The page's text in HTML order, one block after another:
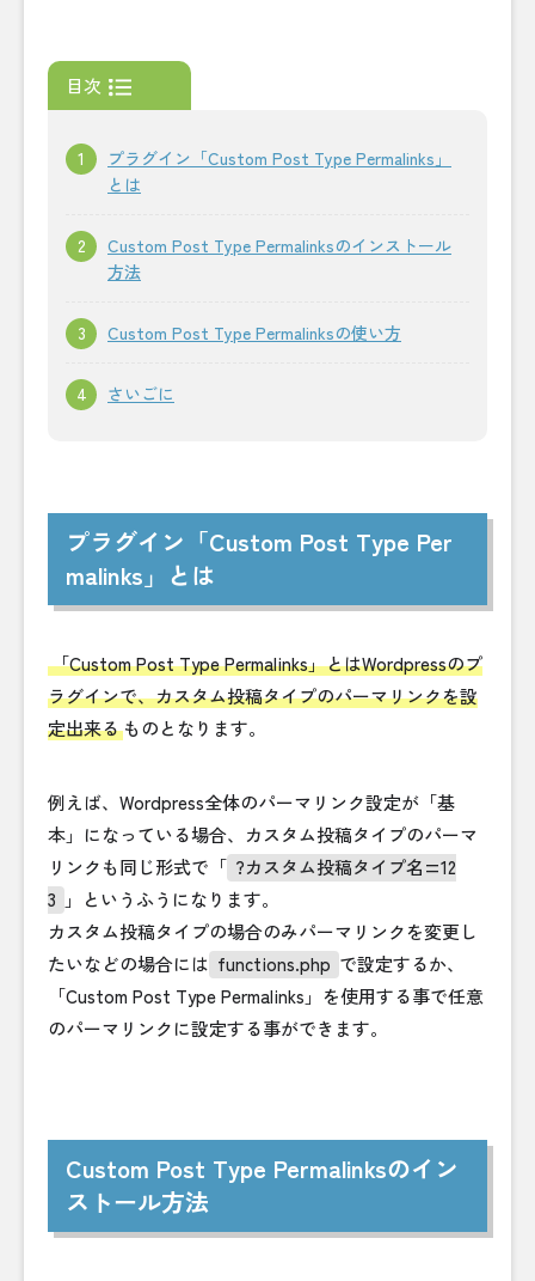
目次
プラグイン「Custom Post Type Permalinks」
とは
Custom Post Type Permalinksのインストール
方法
Custom Post Type Permalinksの使い方
さいごに
プラグイン「Custom Post Type Per
malinks」とは
「Custom Post Type Permalinks」とはWordpressのプ
ラグインで、カスタム投稿タイプのパーマリンクを設
定出来る ものとなります。
例えば、Wordpress全体のパーマリンク設定が「基
本」になっている場合、カスタム投稿タイプのパーマ
リンクも同じ形式で「 ?カスタム投稿タイプ名=12
3 」というふうになります。
カスタム投稿タイプの場合のみパーマリンクを変更し
たいなどの場合には functions.php で設定するか、
「Custom Post Type Permalinks」を使用する事で任意
のパーマリンクに設定する事ができます。
Custom Post Type Permalinksのイン
ストール方法